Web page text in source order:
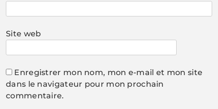
Site web
Enregistrer mon nom, mon e-mail et mon site
dans le navigateur pour mon prochain
commentaire.